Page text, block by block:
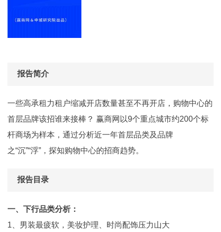
报告简介
一些高承租力租户缩减开店数量甚至不再开店，购物中心的
首层品牌该招谁来接棒？ 赢商网以9个重点城市约200个标
杆商场为样本，通过分析近一年首层品类及品牌
之“沉”“浮”，探知购物中心的招商趋势。
报告目录
一、下行品类分析：
1、男装最疲软，美妆护理、时尚配饰压力山大